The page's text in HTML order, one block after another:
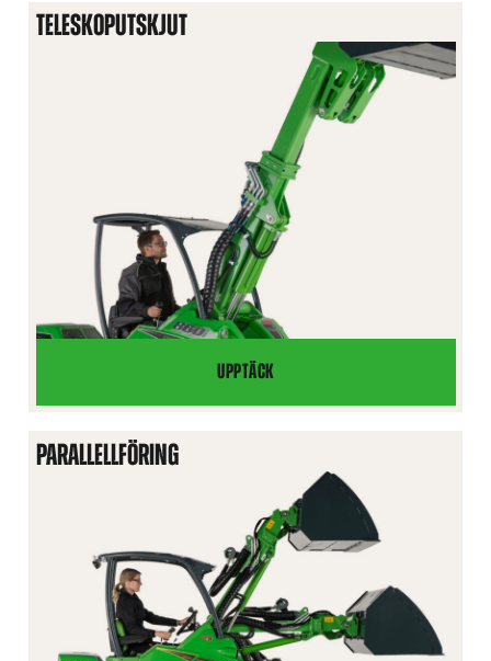
TELESKOPUTSKJUT
UPPTÄCK
TELESKOPUTSKJUT
PARALLELLFÖRING